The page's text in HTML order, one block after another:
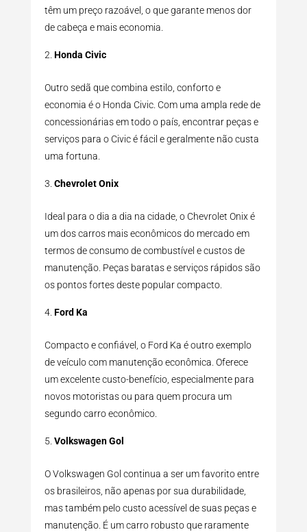
têm um preço razoável, o que garante menos dor
de cabeça e mais economia.
Honda Civic
Outro sedã que combina estilo, conforto e
economia é o Honda Civic. Com uma ampla rede de
concessionárias em todo o país, encontrar peças e
serviços para o Civic é fácil e geralmente não custa
uma fortuna.
Chevrolet Onix
Ideal para o dia a dia na cidade, o Chevrolet Onix é
um dos carros mais econômicos do mercado em
termos de consumo de combustível e custos de
manutenção. Peças baratas e serviços rápidos são
os pontos fortes deste popular compacto.
Ford Ka
Compacto e confiável, o Ford Ka é outro exemplo
de veículo com manutenção econômica. Oferece
um excelente custo-benefício, especialmente para
novos motoristas ou para quem procura um
segundo carro econômico.
Volkswagen Gol
O Volkswagen Gol continua a ser um favorito entre
os brasileiros, não apenas por sua durabilidade,
mas também pelo custo acessível de suas peças e
manutenção. É um carro robusto que raramente